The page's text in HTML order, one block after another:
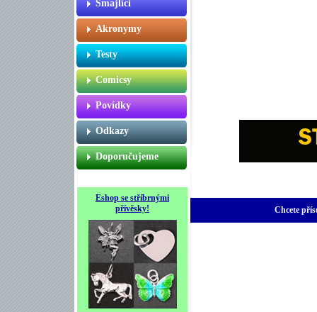
Smajlíci
Akronymy
Testy
Comicsy
Povídky
Odkazy
Doporučujeme
Eshop se stříbrnými
přívěsky!
Chcete